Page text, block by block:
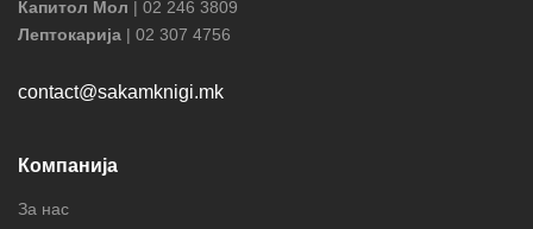
Капитол Мол | 02 246 3809
Лептокарија | 02 307 4756
contact@sakamknigi.mk
Компанија
За нас